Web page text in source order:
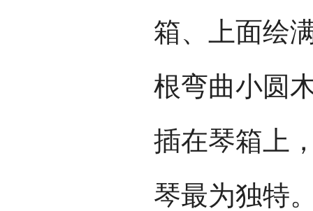
箱、上面绘
根弯曲小圆
插在琴箱上
琴最为独特